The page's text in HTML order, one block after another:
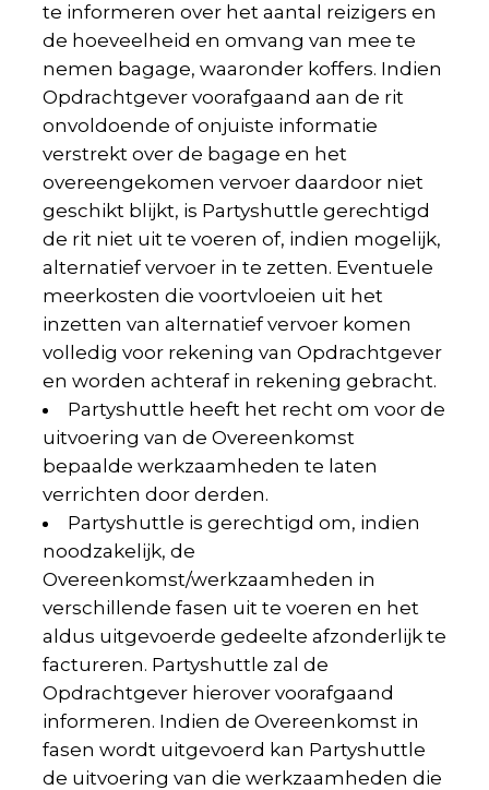
te informeren over het aantal reizigers en
de hoeveelheid en omvang van mee te
nemen bagage, waaronder koffers. Indien
Opdrachtgever voorafgaand aan de rit
onvoldoende of onjuiste informatie
verstrekt over de bagage en het
overeengekomen vervoer daardoor niet
geschikt blijkt, is Partyshuttle gerechtigd
de rit niet uit te voeren of, indien mogelijk,
alternatief vervoer in te zetten. Eventuele
meerkosten die voortvloeien uit het
inzetten van alternatief vervoer komen
volledig voor rekening van Opdrachtgever
en worden achteraf in rekening gebracht.
Partyshuttle heeft het recht om voor de
uitvoering van de Overeenkomst
bepaalde werkzaamheden te laten
verrichten door derden.
Partyshuttle is gerechtigd om, indien
noodzakelijk, de
Overeenkomst/werkzaamheden in
verschillende fasen uit te voeren en het
aldus uitgevoerde gedeelte afzonderlijk te
factureren. Partyshuttle zal de
Opdrachtgever hierover voorafgaand
informeren. Indien de Overeenkomst in
fasen wordt uitgevoerd kan Partyshuttle
de uitvoering van die werkzaamheden die